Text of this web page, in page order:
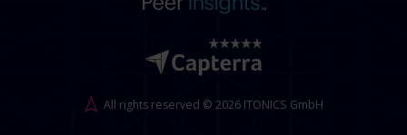
All rights reserved © 2026 ITONICS GmbH